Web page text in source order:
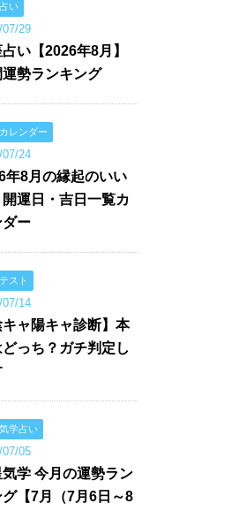
い
07/29
い【2026年8月】
運勢ランキング
レンダー
07/24
年8月の縁起のいい
開運日・吉日一覧カ
ダー
スト
07/14
キャ陽キャ診断】本
っち？ガチ判定し
学占い
07/05
気学 今月の運勢ラン
グ【7月（7月6日～8